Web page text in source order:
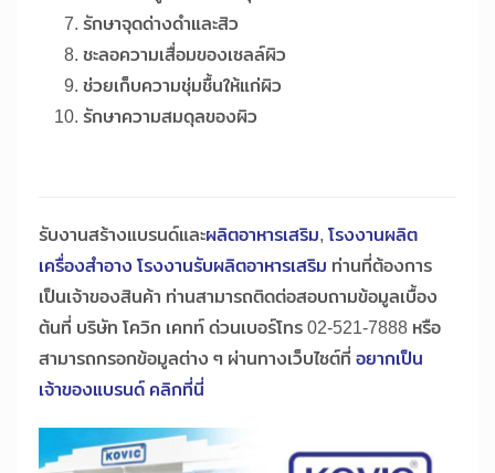
รักษาจุดด่างดำและสิว
ชะลอความเสื่อมของเซลล์ผิว
ช่วยเก็บความชุ่มชื้นให้แก่ผิว
รักษาความสมดุลของผิว
รับงานสร้างแบรนด์และผลิตอาหารเสริม, โรงงานผลิต
เครื่องสำอาง โรงงานรับผลิตอาหารเสริม ท่านที่ต้องการ
เป็นเจ้าของสินค้า ท่านสามารถติดต่อสอบถามข้อมูลเบื้อง
ต้นที่ บริษัท โควิก เคทท์ ด่วนเบอร์โทร 02-521-7888 หรือ
สามารถกรอกข้อมูลต่าง ๆ ผ่านทางเว็บไซต์ที่ อยากเป็น
เจ้าของแบรนด์ คลิกที่นี่